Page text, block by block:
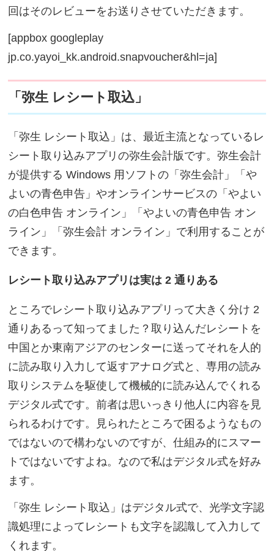
回はそのレビューをお送りさせていただきます。
[appbox googleplay
jp.co.yayoi_kk.android.snapvoucher&hl=ja]
「弥生 レシート取込」
「弥生 レシート取込」は、最近主流となっているレ
シート取り込みアプリの弥生会計版です。弥生会計
が提供する Windows 用ソフトの「弥生会計」「や
よいの青色申告」やオンラインサービスの「やよい
の白色申告 オンライン」「やよいの青色申告 オン
ライン」「弥生会計 オンライン」で利用することが
できます。
レシート取り込みアプリは実は 2 通りある
ところでレシート取り込みアプリって大きく分け 2
通りあるって知ってました？取り込んだレシートを
中国とか東南アジアのセンターに送ってそれを人的
に読み取り入力して返すアナログ式と、専用の読み
取りシステムを駆使して機械的に読み込んでくれる
デジタル式です。前者は思いっきり他人に内容を見
られるわけです。見られたところで困るようなもの
ではないので構わないのですが、仕組み的にスマー
トではないですよね。なので私はデジタル式を好み
ます。
「弥生 レシート取込」はデジタル式で、光学文字認
識処理によってレシートも文字を認識して入力して
くれます。